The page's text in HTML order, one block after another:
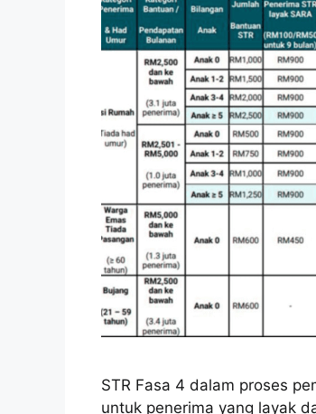
STR Fasa 4 dalam proses
untuk penerima yang layak